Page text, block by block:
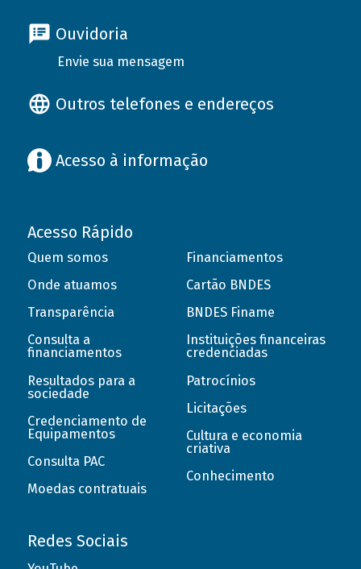
Ouvidoria
Envie sua mensagem
Outros telefones e endereços
Acesso à informação
Acesso Rápido
Quem somos
Onde atuamos
Transparência
Consulta a
financiamentos
Resultados para a
sociedade
Credenciamento de
Equipamentos
Consulta PAC
Moedas contratuais
Financiamentos
Cartão BNDES
BNDES Finame
Instituições financeiras
credenciadas
Patrocínios
Licitações
Cultura e economia
criativa
Conhecimento
Redes Sociais